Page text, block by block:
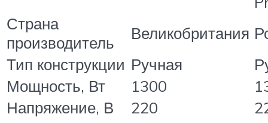
Страна
производитель
Великобритания
Тип конструкции Ручная
Мощность, Вт
1300
Напряжение, В
220